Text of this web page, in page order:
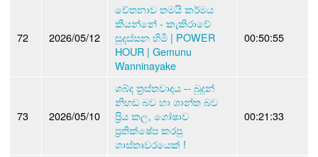
72 2026/05/12
චේතනාව තමයි කර්මය
කියන්නේ - කැකිරාවේ
සුදස්සන හිමි | POWER
HOUR | Gemunu
Wanninayake
00:50:55
73 2026/05/10
ශබ්ද ත්‍රස්තවාදය -- බුදුන්
නිහඩ බව හා ශාන්ත බව
ප්‍රිය කල, ගෝෂාව
ප්‍රතික්ෂේප කරපු
ශාස්තෘවරයෙක් !
00:21:33